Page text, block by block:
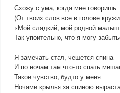
Схожу с ума, когда мне говоришь
(От твоих слов все в голове
«Мой сладкий, мой родной
Так упоительно, что я могу
Я замечать стал, чешется спина
И по ночам там что-то спать
Такое чувство, будто у меня
Ночами крылья за спиною